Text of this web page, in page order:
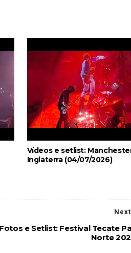
Vídeos e setlist:
Inglaterra (04/07/2026)
Next
e Setlist: Festival Tecate
Norte